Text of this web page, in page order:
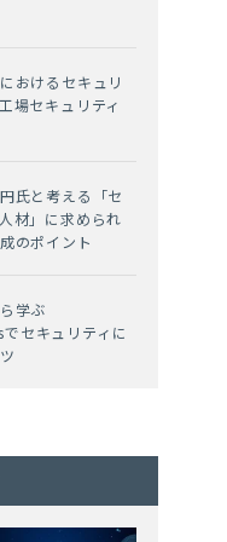
おけるセキュリ
場セキュリティ
円氏と考える「セ
材」に求められ
のポイント
学ぶ
セキュリティに